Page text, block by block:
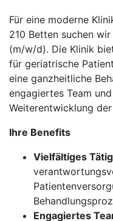
Für eine moderne
210 Betten suchen
(m/w/d). Die Klinik
für geriatrische
eine ganzheitliche
engagiertes Team
Weiterentwicklung
Ihre Benefits
Vielfältiges
Engagiertes